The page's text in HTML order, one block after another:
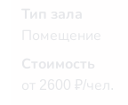
Тип зала
Помещение
Стоимость
от 2600 ₽/чел.